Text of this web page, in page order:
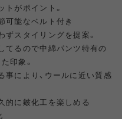
がポイント。
可能なベルト付き
スタイリングを提案。
てるので中綿パンツ特有の
印象。
により、ウールに近い質感
的に皴化工を楽しめる